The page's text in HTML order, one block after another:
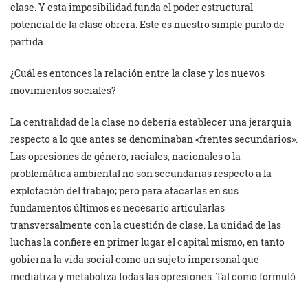
clase. Y esta imposibilidad funda el poder estructural
potencial de la clase obrera. Este es nuestro simple punto de
partida.
¿Cuál es entonces la relación entre la clase y los nuevos
movimientos sociales?
La centralidad de la clase no debería establecer una jerarquía
respecto a lo que antes se denominaban «frentes secundarios».
Las opresiones de género, raciales, nacionales o la
problemática ambiental no son secundarias respecto a la
explotación del trabajo; pero para atacarlas en sus
fundamentos últimos es necesario articularlas
transversalmente con la cuestión de clase. La unidad de las
luchas la confiere en primer lugar el capital mismo, en tanto
gobierna la vida social como un sujeto impersonal que
mediatiza y metaboliza todas las opresiones. Tal como formuló